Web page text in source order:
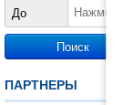
До
ПАРТНЕРЫ